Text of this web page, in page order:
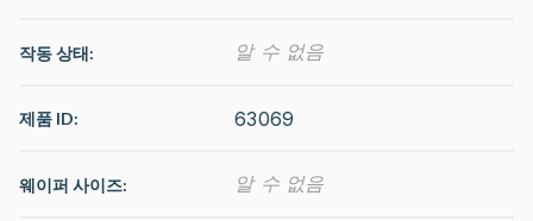
작동 상태: 알 수 없음
제품 ID: 63069
웨이퍼 사이즈: 알 수 없음